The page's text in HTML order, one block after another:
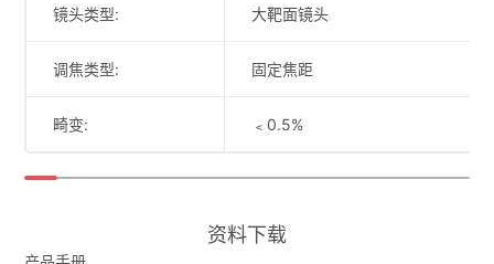
镜头类型: 大靶面镜头
调焦类型: 固定焦距
畸变: ﹤0.5%
资料下载